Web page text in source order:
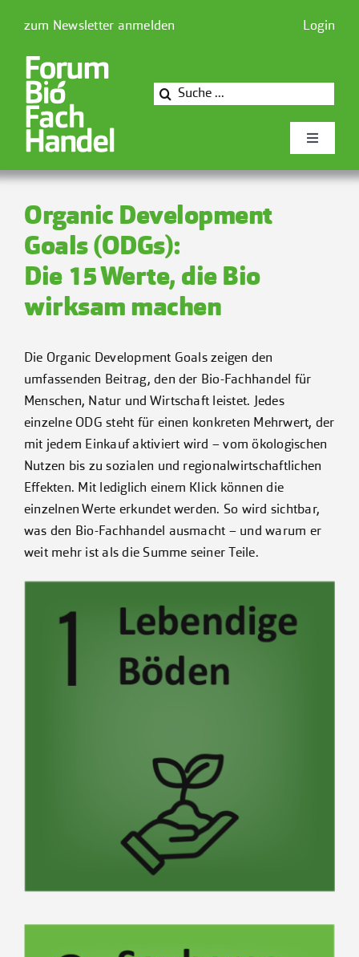
Inhaltzum Newsletter anmelden Login
Suche
Toggle
Forum Biofachhandel
Mitglieder
Presse
Kontakt
Organic Development
Goals (ODGs):
Die 15 Werte, die Bio
wirksam machen
Die Organic Development Goals zeigen den
umfassenden Beitrag, den der Bio-Fachhandel für
Menschen, Natur und Wirtschaft leistet. Jedes
einzelne ODG steht für einen konkreten Mehrwert, der
mit jedem Einkauf aktiviert wird – vom ökologischen
Nutzen bis zu sozialen und regionalwirtschaftlichen
Effekten. Mit lediglich einem Klick können die
einzelnen Werte erkundet werden. So wird sichtbar,
was den Bio-Fachhandel ausmacht – und warum er
weit mehr ist als die Summe seiner Teile.